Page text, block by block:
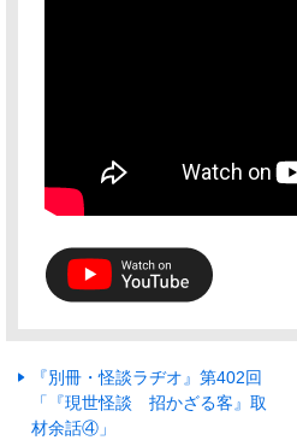
『別冊・怪談ラヂオ』第402回
「『現世怪談 招かざる客』取
材余話④」